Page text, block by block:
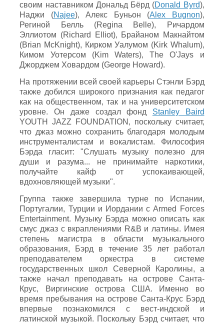
своим наставником Дональд Бёрд (Donald Byrd),
Наджи (Najee), Алекс Буньон (Alex Bugnon),
Региной Белль (Regina Belle), Ричардом
Эллиотом (Richard Elliot), Брайаном Макнайтом
(Brian McKnight), Кирком Уалумом (Kirk Whalum),
Кимом Уотерсом (Kim Waters), The O'Jays и
Джорджем Ховардом (George Howard).
На протяжении всей своей карьеры Стэнли Бэрд
также добился широкого признания как педагог
как на общественном, так и на университетском
уровне. Он даже создал фонд Stanley Baird
YOUTH JAZZ FOUNDATION, поскольку считает,
что джаз можно сохранить благодаря молодым
инструменталистам и вокалистам. Философия
Бэрда гласит: "Слушать музыку полезно для
души и разума... не принимайте наркотики,
получайте кайф от успокаивающей,
вдохновляющей музыки".
Группа также завершила турне по Испании,
Португалии, Турции и Иордании с Armed Forces
Entertainment. Музыку Бэрда можно описать как
смус джаз с вкраплениями R&B и латины. Имея
степень магистра в области музыкального
образования, Бэрд в течение 35 лет работал
преподавателем оркестра в системе
государственных школ Северной Каролины, а
также начал преподавать на острове Санта-
Крус, Виргинские острова США. Именно во
время пребывания на острове Санта-Крус Бэрд
впервые познакомился с вест-индской и
латинской музыкой. Поскольку Бэрд считает, что